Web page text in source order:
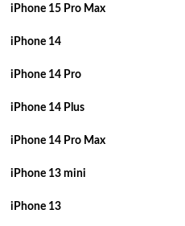
iPhone 15 Pro Max
iPhone 14
iPhone 14 Pro
iPhone 14 Plus
iPhone 14 Pro Max
iPhone 13 mini
iPhone 13